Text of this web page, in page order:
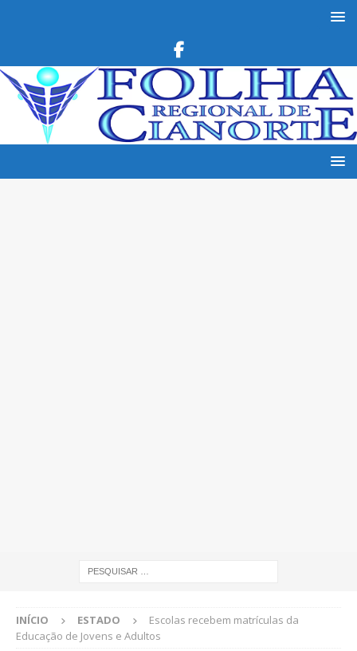
INÍCIO ESTADO
Escolas recebem matrículas da
Educação de Jovens e Adultos